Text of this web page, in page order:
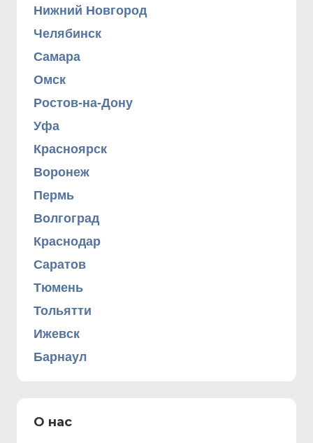
Нижний Новгород
Челябинск
Самара
Омск
Ростов-на-Дону
Уфа
Красноярск
Воронеж
Пермь
Волгоград
Краснодар
Саратов
Тюмень
Тольятти
Ижевск
Барнаул
О нас